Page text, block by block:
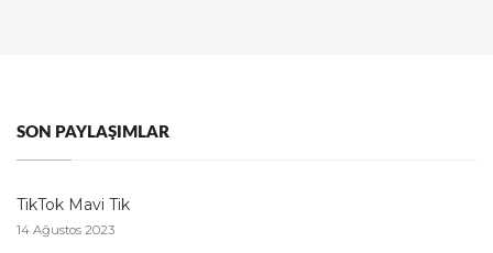
SON PAYLAŞIMLAR
TikTok Mavi Tik
14 Ağustos 2023